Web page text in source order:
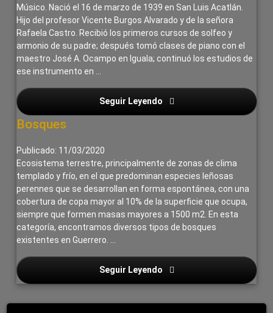
Músico. Nació el 16 de marzo de 1939 en San Luis Acatlán.
Hijo del profesor Vicente Burgos Alvarado y de la señora
Rafaela Castro. Recibió los primeros cursos de solfeo y
armonio de su padre; después tomó clases de piano con el
maestro José A. Ocampo en Iguala; continuó los estudios de
ese instrumento en …
Seguir Leyendo Apreza García, Eucaria
Bosques
Publicado: 11/03/2020
Ecosistema terrestre, principalmente de zonas de clima
templado y frío, en el que predominan especies leñosas
perennes que se desarrollan en forma espontánea, con una
cobertura de copa mayor al 10% de la superficie que ocupa,
siempre que formen masas mayores a 1500 m2. En esta
categoría, encontramos diversos tipos de bosques
existentes en Guerrero. …
Seguir Leyendo Apreza García, Eucaria